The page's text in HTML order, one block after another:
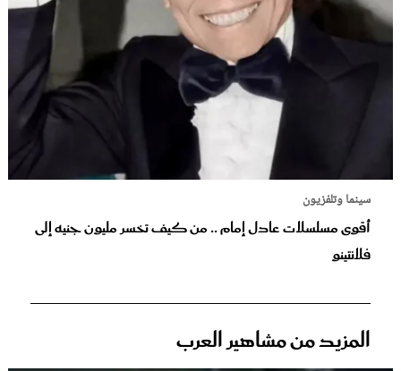
سينما وتلفزيون
أقوى مسلسلات عادل إمام .. من كيف تخسر مليون جنيه إلى
فلانتينو
المزيد من مشاهير العرب